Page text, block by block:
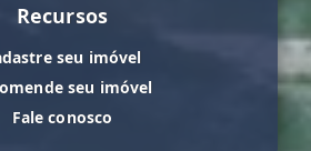
Recursos
seu imóvel
seu imóvel
Fale conosco